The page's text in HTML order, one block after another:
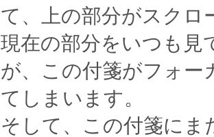
て、上の部分がスクロ
現在の部分をいつも見
が、この付箋がフォー
てしまいます。
そして、この付箋にま